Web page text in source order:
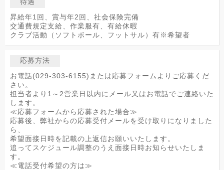
昇給年1回、賞与年2回、社会保険完備
交通費規定支給、作業服有、有給休暇
クラブ活動（ソフトボール、フットサル）有※希望者
応募方法
お電話(029-303-6155)または応募フォームよりご応募くだ
さい。
担当者より1～2営業日以内にメール又はお電話でご連絡いた
します。
≪応募フォームから応募された場合≫
応募後、弊社からの応募受付メールを受け取りになりました
ら、
希望面接日時を記載の上返信お願いいたします。
追ってスケジュール調整のうえ面接日時お知らせいたしま
す。
≪電話受付希望の方は≫